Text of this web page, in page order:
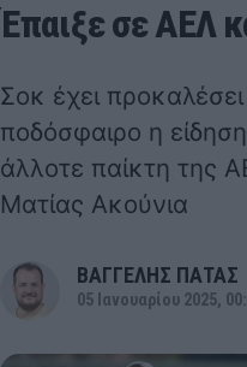
Έπαιξε σε ΑΕΛ
Σοκ έχει
ποδόσφαιρο η
άλλοτε παίκτη της
Ματίας Ακούνια
ΒΑΓΓΕΛΗΣ ΠΑΤΑΣ
05 Ιανουαρίου 2025,